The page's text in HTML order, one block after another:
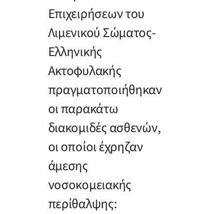
Επιχειρήσεων του
Λιμενικού Σώματος-
Ελληνικής
Ακτοφυλακής
πραγματοποιήθηκαν
οι παρακάτω
διακομιδές ασθενών,
οι οποίοι έχρηζαν
άμεσης
νοσοκομειακής
περίθαλψης: